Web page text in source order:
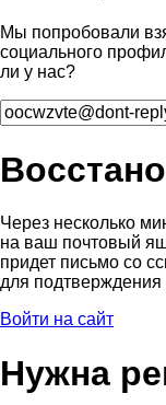
Мы попробовали
социального
ли у нас?
Через несколько
на ваш почтовый
придет письмо со
для
Войти на сайт
Нужна